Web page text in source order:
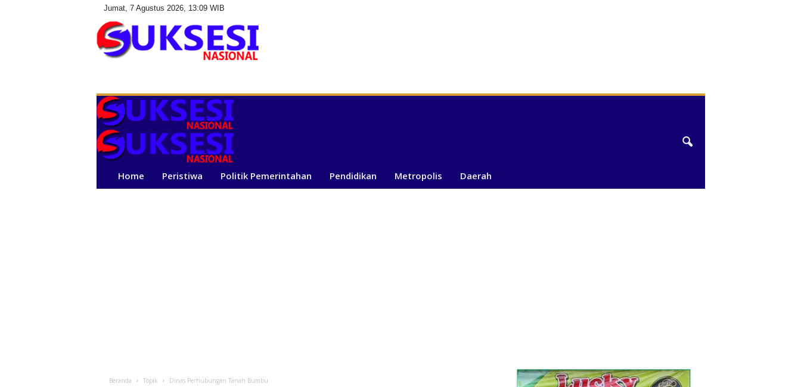
Jumat, 7 Agustus 2026, 13:09 WIB
s
e
i
N
i
Home Peristiwa Politik Pemerintahan Pendidikan Metropolis Daerah
Beranda Topik Dinas Perhubungan Tanah Bumbu